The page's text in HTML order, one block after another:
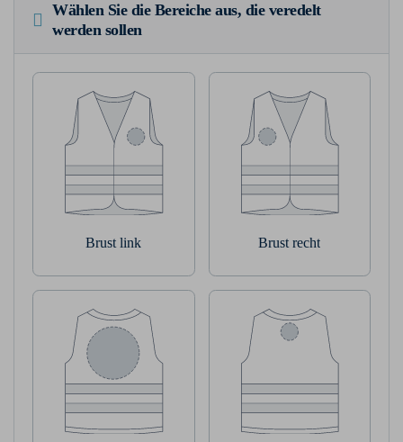
Wählen Sie die Bereiche aus, die veredelt
werden sollen
Brust link Brust recht